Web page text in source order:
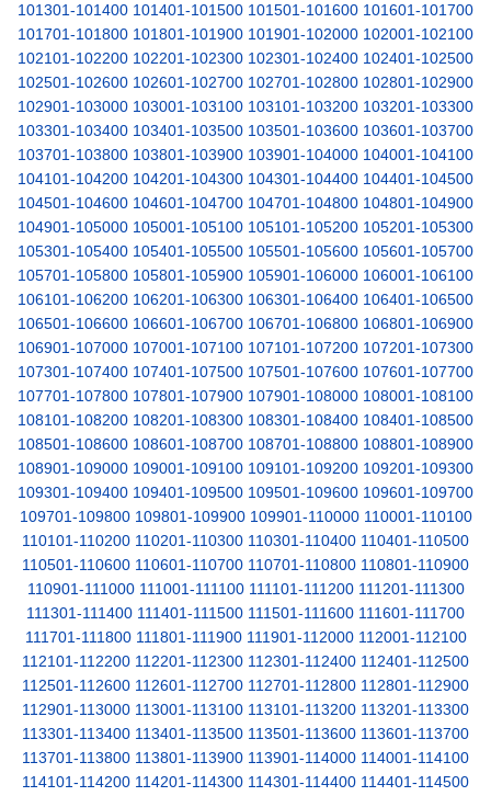
101301-101400 101401-101500 101501-101600 101601-101700
101701-101800 101801-101900 101901-102000 102001-102100
102101-102200 102201-102300 102301-102400 102401-102500
102501-102600 102601-102700 102701-102800 102801-102900
102901-103000 103001-103100 103101-103200 103201-103300
103301-103400 103401-103500 103501-103600 103601-103700
103701-103800 103801-103900 103901-104000 104001-104100
104101-104200 104201-104300 104301-104400 104401-104500
104501-104600 104601-104700 104701-104800 104801-104900
104901-105000 105001-105100 105101-105200 105201-105300
105301-105400 105401-105500 105501-105600 105601-105700
105701-105800 105801-105900 105901-106000 106001-106100
106101-106200 106201-106300 106301-106400 106401-106500
106501-106600 106601-106700 106701-106800 106801-106900
106901-107000 107001-107100 107101-107200 107201-107300
107301-107400 107401-107500 107501-107600 107601-107700
107701-107800 107801-107900 107901-108000 108001-108100
108101-108200 108201-108300 108301-108400 108401-108500
108501-108600 108601-108700 108701-108800 108801-108900
108901-109000 109001-109100 109101-109200 109201-109300
109301-109400 109401-109500 109501-109600 109601-109700
109701-109800 109801-109900 109901-110000 110001-110100
110101-110200 110201-110300 110301-110400 110401-110500
110501-110600 110601-110700 110701-110800 110801-110900
110901-111000 111001-111100 111101-111200 111201-111300
111301-111400 111401-111500 111501-111600 111601-111700
111701-111800 111801-111900 111901-112000 112001-112100
112101-112200 112201-112300 112301-112400 112401-112500
112501-112600 112601-112700 112701-112800 112801-112900
112901-113000 113001-113100 113101-113200 113201-113300
113301-113400 113401-113500 113501-113600 113601-113700
113701-113800 113801-113900 113901-114000 114001-114100
114101-114200 114201-114300 114301-114400 114401-114500